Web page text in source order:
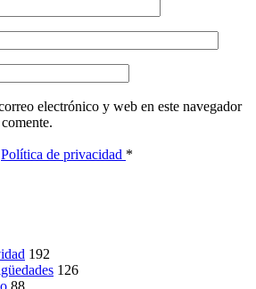
electrónico y web en este navegador
Política de privacidad *
192
126
88